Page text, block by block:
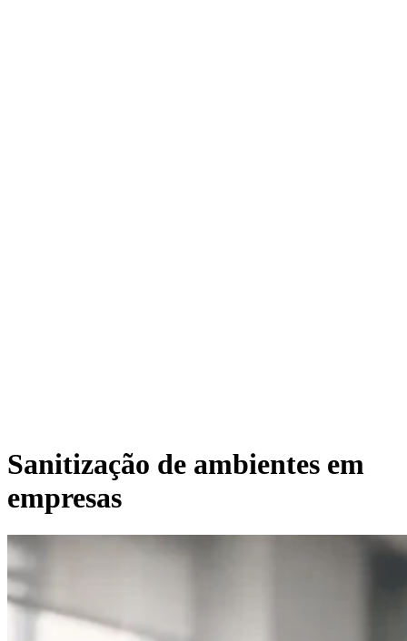
Sanitização de ambientes em
empresas